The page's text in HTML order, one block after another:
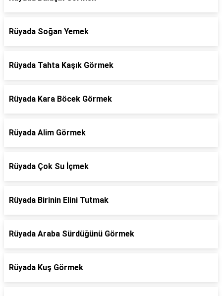
Rüyada Soğan Yemek
Rüyada Tahta Kaşık Görmek
Rüyada Kara Böcek Görmek
Rüyada Alim Görmek
Rüyada Çok Su İçmek
Rüyada Birinin Elini Tutmak
Rüyada Araba Sürdüğünü Görmek
Rüyada Kuş Görmek